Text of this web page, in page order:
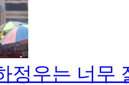
정우는 너무